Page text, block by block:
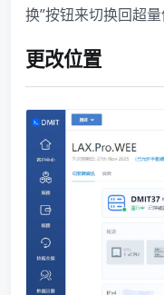
换”按钮来切换回超量
更改位置